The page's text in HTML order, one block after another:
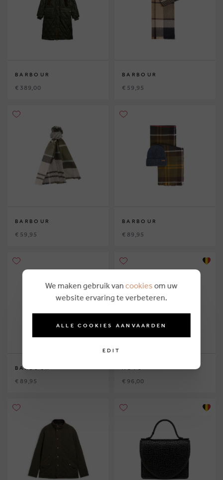
BARBOUR
€ 389,00
BARBOUR
€ 59,95
BARBOUR
€ 59,95
BARBOUR
€ 89,95
BARBOUR
€ 89,95
AO76
€ 96,00
We maken gebruik van cookies om uw
website ervaring te verbeteren.
ALLE COOKIES AANVAARDEN
EDIT